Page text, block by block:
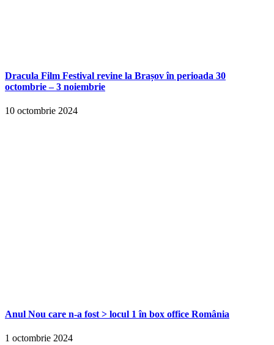
Dracula Film Festival revine la Brașov în perioada 30
octombrie – 3 noiembrie
10 octombrie 2024
Anul Nou care n-a fost > locul 1 în box office România
1 octombrie 2024